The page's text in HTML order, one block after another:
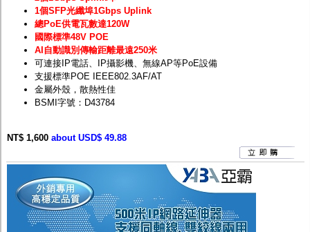
1個SFP光纖埠1Gbps Uplink
總PoE供電瓦數達120W
國際標準48V POE
AI自動識別傳輸距離最遠250米
可連接IP電話、IP攝影機、無線AP等PoE設備
支援標準POE IEEE802.3AF/AT
金屬外殼，散熱性佳
BSMI字號：D43784
NT$ 1,600 about USD$ 49.88